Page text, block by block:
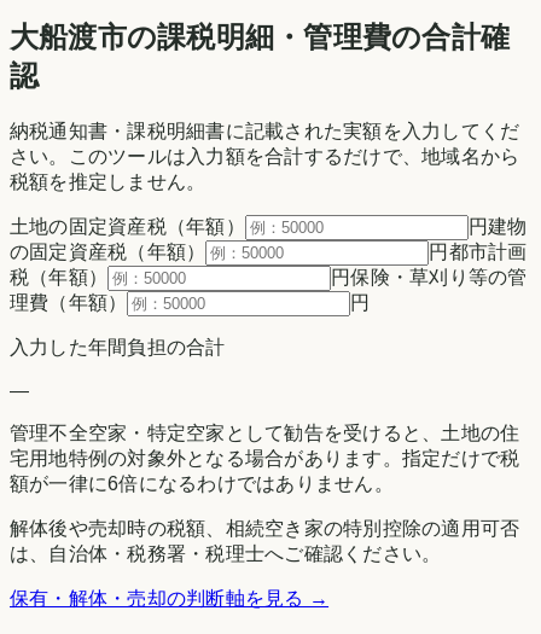
大船渡市の課税明細・管理費の合計確
認
納税通知書・課税明細書に記載された実額を入力してくだ
さい。このツールは入力額を合計するだけで、地域名から
税額を推定しません。
土地の固定資産税（年額） 円建物
の固定資産税（年額）
円 都市計画
税（年額）
円保険・草刈り等の管
理費（年額）
円
入力した年間負担の合計
—
管理不全空家・特定空家として勧告を受けると、土地の住
宅用地特例の対象外となる場合があります。指定だけで税
額が一律に6倍になるわけではありません。
解体後や売却時の税額、相続空き家の特別控除の適用可否
は、自治体・税務署・税理士へご確認ください。
保有・解体・売却の判断軸を見る →